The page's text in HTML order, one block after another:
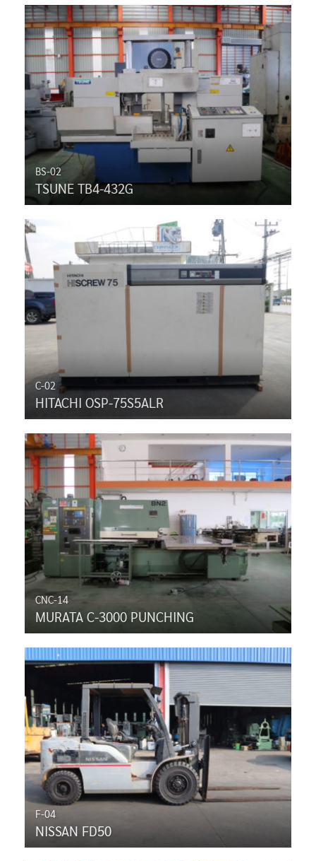
BS-02
TSUNE TB4-432G
C-02
HITACHI OSP-75S5ALR
CNC-14
MURATA C-3000 PUNCHING
F-04
NISSAN FD50